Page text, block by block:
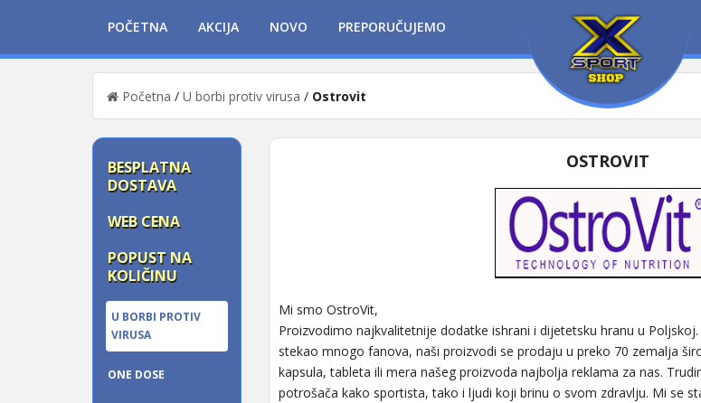
POČETNA AKCIJA NOVO PREPORUČUJEMO
Početna / U borbi protiv virusa / Ostrovit
BESPLATNA
DOSTAVA
WEB CENA
POPUST NA
KOLIČINU
U BORBI PROTIV
VIRUSA
ONE DOSE
OSTROVIT
Mi smo OstroVit,
Proizvodimo najkvalitetnije dodatke ishrani i dijetetsku hranu u
stekao mnogo fanova, naši proizvodi se prodaju u preko 70 zemalja
kapsula, tableta ili mera našeg proizvoda najbolja reklama za nas.
potrošača kako sportista, tako i ljudi koji brinu o svom zdravlju. Mi se